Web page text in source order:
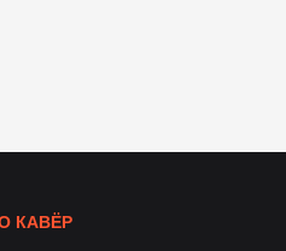
КАВЁР